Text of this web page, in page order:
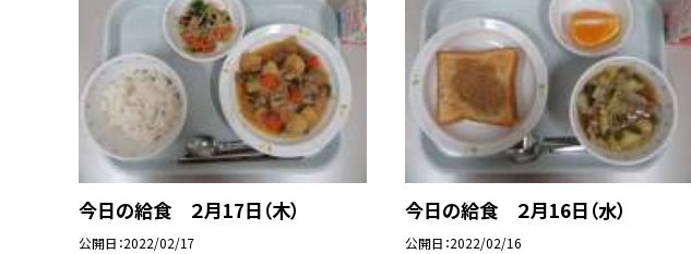
今日の給食 ２月17日（木）
公開日 2022/02/17
今日の給食 ２月16日（水）
公開日 2022/02/16